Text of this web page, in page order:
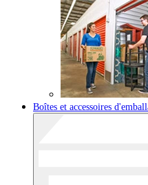
Boîtes et accessoires